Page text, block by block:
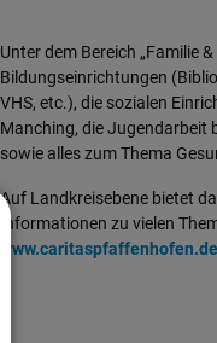
Unter dem Bereich „Familie
Bildungseinrichtungen
VHS, etc.), die sozialen
Manching, die Jugendarbeit
sowie alles zum Thema
Auf Landkreisebene bietet
Informationen zu vielen
www.caritaspfaffenhofen.de